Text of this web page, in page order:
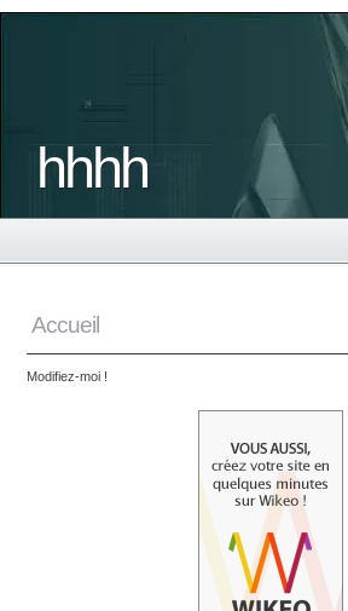
hhhh
Accueil
Modifiez-moi !